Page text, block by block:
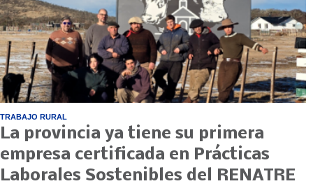
TRABAJO RURAL
La provincia ya tiene su primera
empresa certificada en Prácticas
Laborales Sostenibles del RENATRE